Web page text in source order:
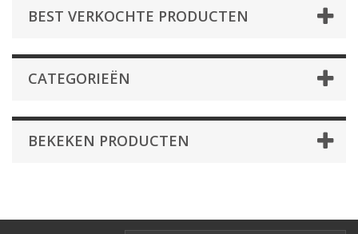
BEST VERKOCHTE PRODUCTEN
CATEGORIEËN
BEKEKEN PRODUCTEN